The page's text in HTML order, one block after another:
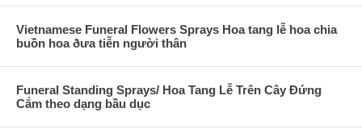
Vietnamese Funeral Flowers Sprays Hoa tang lễ hoa chia
buồn hoa ðưa tiễn người thân
Funeral Standing Sprays/ Hoa Tang Lễ Trên Cây Đứng
Cắm theo dạng bầu dục